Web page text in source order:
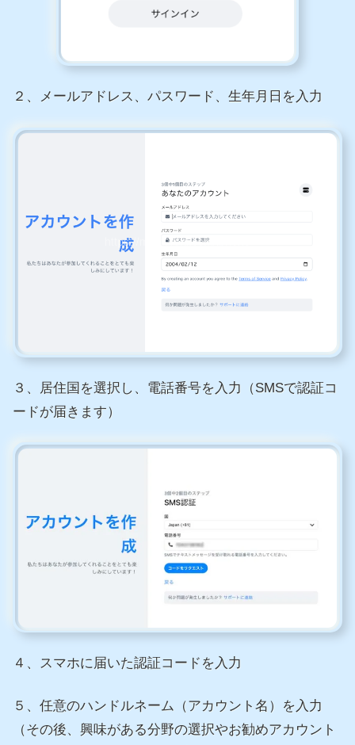
２、メールアドレス、パスワード、生年月日を入力
３、居住国を選択し、電話番号を入力（SMSで認証コ
ードが届きます）
４、スマホに届いた認証コードを入力
５、任意のハンドルネーム（アカウント名）を入力
（その後、興味がある分野の選択やお勧めアカウント